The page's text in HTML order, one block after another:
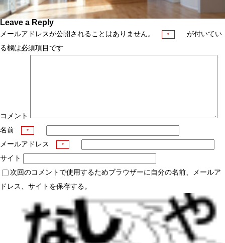
Leave a Reply
メールアドレスが公開されることはありません。 *
が付いてい
る欄は必須項目です
コメント
名前
*
メールアドレス *
サイト
次回のコメントで使用するためブラウザーに自分の名前、メールア
ドレス、サイトを保存する。